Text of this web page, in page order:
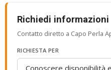
Richiedi informazioni
Contatto diretto a Capo Perla
RICHIESTA PER